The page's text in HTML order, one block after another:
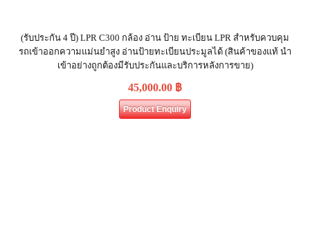
(รับประกัน 4 ปี) LPR C300 กล้อง อ่าน ป้าย ทะเบียน LPR สำหรับควบคุม
รถเข้าออกความแม่นยำสูง อ่านป้ายทะเบียนประมูลได้ (สินค้าของแท้ นำ
เข้าอย่างถูกต้องมีรับประกันและบริการหลังการขาย)
45,000.00 ฿
Product Enquiry